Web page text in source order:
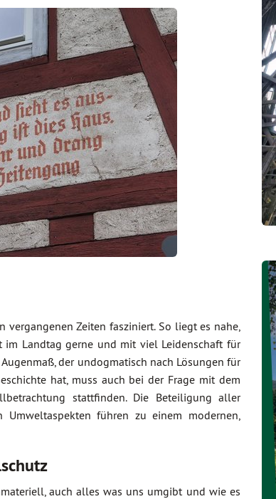
Zeiten fasziniert. So liegt es nahe,
im Landtag gerne und mit viel Leidenschaft für
der undogmatisch nach Lösungen für
hat, muss auch bei der Frage mit dem
stattfinden. Die Beteiligung aller
führen zu einem modernen,
auch alles was uns umgibt und wie es